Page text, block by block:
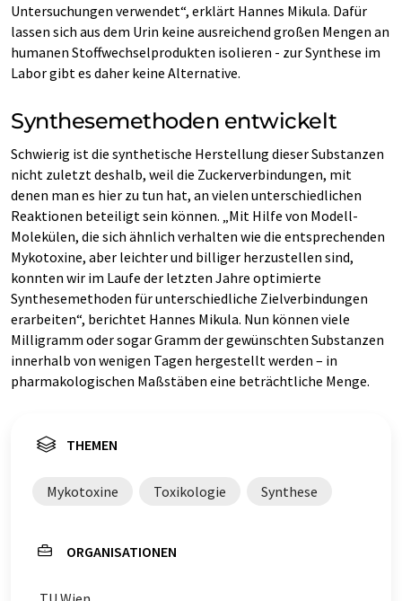
Untersuchungen verwendet“, erklärt Hannes Mikula. Dafür
lassen sich aus dem Urin keine ausreichend großen Mengen an
humanen Stoffwechselprodukten isolieren - zur Synthese im
Labor gibt es daher keine Alternative.
Synthesemethoden entwickelt
Schwierig ist die synthetische Herstellung dieser Substanzen
nicht zuletzt deshalb, weil die Zuckerverbindungen, mit
denen man es hier zu tun hat, an vielen unterschiedlichen
Reaktionen beteiligt sein können. „Mit Hilfe von Modell-
Molekülen, die sich ähnlich verhalten wie die entsprechenden
Mykotoxine, aber leichter und billiger herzustellen sind,
konnten wir im Laufe der letzten Jahre optimierte
Synthesemethoden für unterschiedliche Zielverbindungen
erarbeiten“, berichtet Hannes Mikula. Nun können viele
Milligramm oder sogar Gramm der gewünschten Substanzen
innerhalb von wenigen Tagen hergestellt werden – in
pharmakologischen Maßstäben eine beträchtliche Menge.
THEMEN
Mykotoxine Toxikologie Synthese
ORGANISATIONEN